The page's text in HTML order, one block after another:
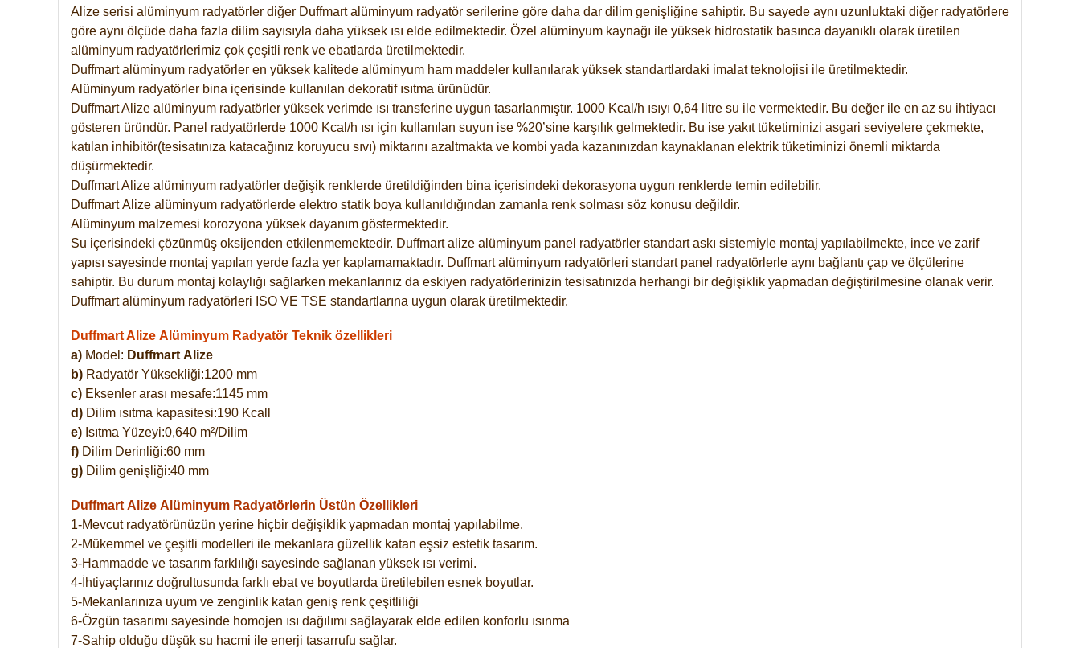
Alize serisi alüminyum radyatörler diğer Duffmart alüminyum radyatör serilerine göre daha dar dilim genişliğine sahiptir. Bu sayede aynı uzunluktaki diğer radyatörlere
göre aynı ölçüde daha fazla dilim sayısıyla daha yüksek ısı elde edilmektedir. Özel alüminyum kaynağı ile yüksek hidrostatik basınca dayanıklı olarak üretilen
alüminyum radyatörlerimiz çok çeşitli renk ve ebatlarda üretilmektedir.
Duffmart alüminyum radyatörler en yüksek kalitede alüminyum ham maddeler kullanılarak yüksek standartlardaki imalat teknolojisi ile üretilmektedir.
Alüminyum radyatörler bina içerisinde kullanılan dekoratif ısıtma ürünüdür.
Duffmart Alize alüminyum radyatörler yüksek verimde ısı transferine uygun tasarlanmıştır. 1000 Kcal/h ısıyı 0,64 litre su ile vermektedir. Bu değer ile en az su ihtiyacı
gösteren üründür. Panel radyatörlerde 1000 Kcal/h ısı için kullanılan suyun ise %20’sine karşılık gelmektedir. Bu ise yakıt tüketiminizi asgari seviyelere çekmekte,
katılan inhibitör(tesisatınıza katacağınız koruyucu sıvı) miktarını azaltmakta ve kombi yada kazanınızdan kaynaklanan elektrik tüketiminizi önemli miktarda
düşürmektedir.
Duffmart Alize alüminyum radyatörler değişik renklerde üretildiğinden bina içerisindeki dekorasyona uygun renklerde temin edilebilir.
DuffmartAlize alüminyum radyatörlerde elektro statik boya kullanıldığından zamanla renk solması söz konusu değildir.
Alüminyum malzemesi korozyona yüksek dayanım göstermektedir.
Su içerisindeki çözünmüş oksijenden etkilenmemektedir. Duffmart alize alüminyum panel radyatörler standart askı sistemiyle montaj yapılabilmekte, ince ve zarif
yapısı sayesinde montaj yapılan yerde fazla yer kaplamamaktadır. Duffmart alüminyum radyatörleri standart panel radyatörlerle aynı bağlantı çap ve ölçülerine
sahiptir. Bu durum montaj kolaylığı sağlarken mekanlarınız da eskiyen radyatörlerinizin tesisatınızda herhangi bir değişiklik yapmadan değiştirilmesine olanak verir.
Duffmart alüminyum radyatörleri ISO VE TSE standartlarına uygun olarak üretilmektedir.
Duffmart Alize Alüminyum Radyatör Teknik özellikleri
a) Model: Duffmart Alize
b) Radyatör Yüksekliği:1200 mm
c) Eksenler arası mesafe:1145 mm
d) Dilim ısıtma kapasitesi:190 Kcall
e) Isıtma Yüzeyi:0,640 m²/Dilim
f) Dilim Derinliği:60 mm
g) Dilim genişliği:40 mm
Duffmart Alize Alüminyum Radyatörlerin Üstün Özellikleri
1-Mevcut radyatörünüzün yerine hiçbir değişiklik yapmadan montaj yapılabilme.
2-Mükemmel ve çeşitli modelleri ile mekanlara güzellik katan eşsiz estetik tasarım.
3-Hammadde ve tasarım farklılığı sayesinde sağlanan yüksek ısı verimi.
4-İhtiyaçlarınız doğrultusunda farklı ebat ve boyutlarda üretilebilen esnek boyutlar.
5-Mekanlarınıza uyum ve zenginlik katan geniş renk çeşitliliği
6-Özgün tasarımı sayesinde homojen ısı dağılımı sağlayarak elde edilen konforlu ısınma
7-Sahip olduğu düşük su hacmi ile enerji tasarrufu sağlar.